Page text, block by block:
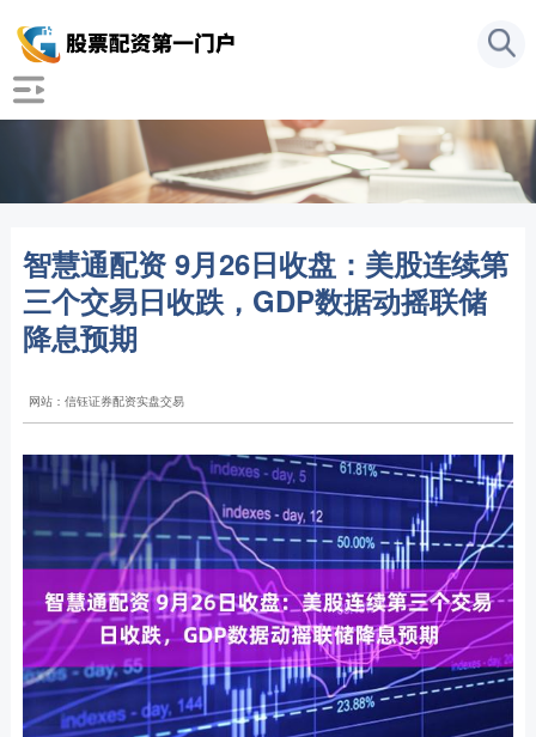
智慧通配资 9月26日收盘：美股连续第
三个交易日收跌，GDP数据动摇联储
降息预期
网站：信钰证券配资实盘交易